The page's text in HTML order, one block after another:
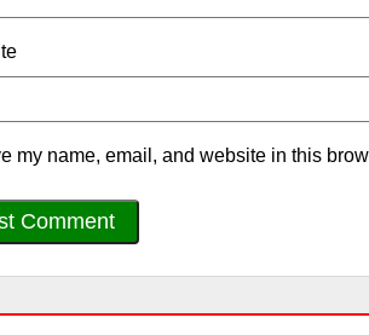
my name, email, and website in this